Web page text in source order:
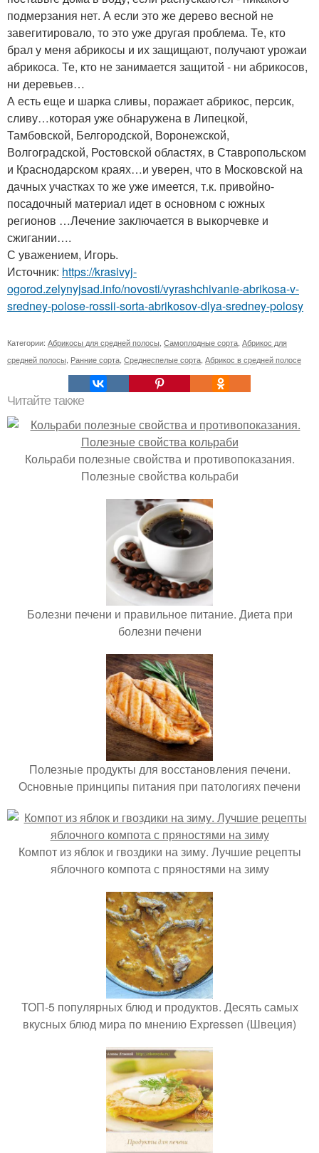
подмерзания нет. А если это же дерево весной не
завегитировало, то это уже другая проблема. Те, кто
брал у меня абрикосы и их защищают, получают урожаи
абрикоса. Те, кто не занимается защитой - ни абрикосов,
ни деревьев…
А есть еще и шарка сливы, поражает абрикос, персик,
сливу…которая уже обнаружена в Липецкой,
Тамбовской, Белгородской, Воронежской,
Волгоградской, Ростовской областях, в Ставропольском
и Краснодарском краях…и уверен, что в Московской на
дачных участках то же уже имеется, т.к. привойно-
посадочный материал идет в основном с южных
регионов …Лечение заключается в выкорчевке и
сжигании….
С уважением, Игорь.
Источник: https://krasivyj-
ogorod.zelynyjsad.info/novosti/vyrashchivanie-abrikosa-v-
sredney-polose-rossii-sorta-abrikosov-dlya-sredney-polosy
Категории: Абрикосы для средней полосы Самоплодные сорта Абрикос для
средней полосы Ранние сорта Среднеспелые сорта Абрикос в средней полосе
Читайте также
Кольраби полезные свойства и противопоказания.
Полезные свойства кольраби
Болезни печени и правильное питание. Диета при
болезни печени
Полезные продукты для восстановления печени.
Основные принципы питания при патологиях печени
Компот из яблок и гвоздики на зиму. Лучшие рецепты
яблочного компота с пряностями на зиму
ТОП-5 популярных блюд и продуктов. Десять самых
вкусных блюд мира по мнению Expressen (Швеция)